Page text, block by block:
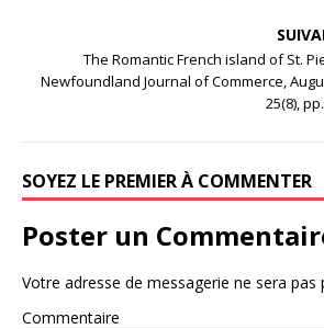
The Romantic French island of St.
Newfoundland Journal of Commerce,
25(8),
SOYEZ LE PREMIER À COMMENTER
Poster un
Votre adresse de messagerie ne sera pas
Commentaire